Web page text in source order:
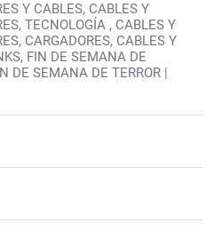
Y CABLES, CABLES Y
TECNOLOGÍA , CABLES Y
CARGADORES, CABLES Y
FIN DE SEMANA DE
DE SEMANA DE TERROR |